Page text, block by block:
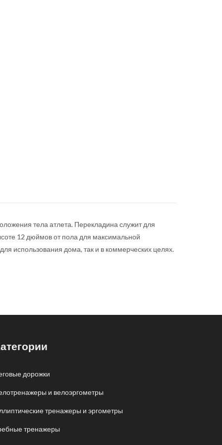
тела атлета. Перекладина служит для
12 дюймов от пола для максимальной
использования дома, так и в коммерческих целях.
дорожки
и велоэргометры
тренажеры и эргометры
тренажеры